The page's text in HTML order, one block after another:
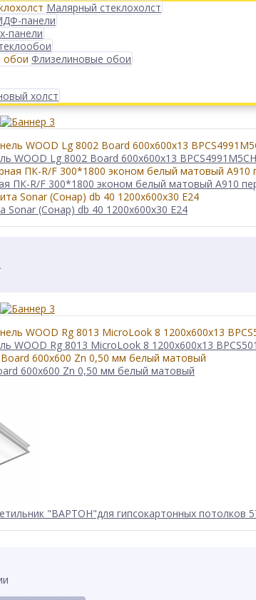
Малярный стеклохолст
панели
панели
Флизелиновые обои
холст
WOOD Lg 8002 Board 600x600x13
ПК-R/F 300*1800 эконом белый матовый А910
Sonar (Сонар) db 40 1200x600x30 E24
WOOD Rg 8013 MicroLook 8 1200x600x13
600х600 Zn 0,50 мм белый матовый
"ВАРТОН"для гипсокартонных